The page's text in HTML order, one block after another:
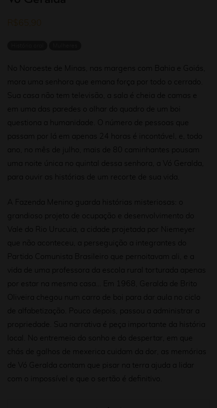
No Noroeste de Minas, nas margens com Bahia e Goiás,
mora uma senhora que emana força por todo o cerrado.
Sua casa não tem televisão, a sala é cheia de camas e
em uma das paredes o olhar do quadro de um boi
questiona a humanidade. O número de pessoas que
passam por lá em apenas 24 horas é incontável, e, todo
ano, no mês de julho, mais de 80 caminhantes pousam
uma noite única no quintal dessa senhora, a Vó Geralda,
para ouvir as histórias de um recorte de sua vida.
A Fazenda Menino guarda histórias misteriosas: o
grandioso projeto de ocupação e desenvolvimento do
Vale do Rio Urucuia, a cidade projetada por Niemeyer
que não aconteceu, a perseguição a integrantes do
Partido Comunista Brasileiro que pernoitavam ali, e a
vida de uma professora da escola rural torturada apenas
por estar na mesma casa… Em 1968, Geralda de Brito
Oliveira chegou
num carro de boi para dar aula no ciclo
de alfabetização. Pouco depois, passou a administrar a
propriedade. Sua narrativa é peça
importante da história
local. No entremeio do sonho e do despertar, em que
chás de galhos de mexerica cuidam da dor, as memórias
de Vó Geralda contam que pisar na terra ajuda a lidar
com o impossível e que o sertão é definitivo.